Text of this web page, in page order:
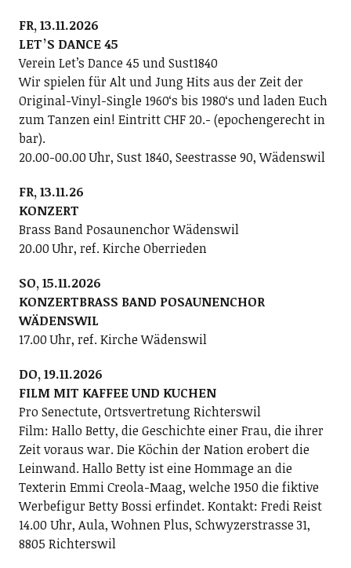
FR, 13.11.2026
LETʼS DANCE 45
Verein Letʼs Dance 45 und Sust1840
Wir spielen für Alt und Jung Hits aus der Zeit der
Original-Vinyl-Single 1960ʻs bis 1980ʻs und laden Euch
zum Tanzen ein! Eintritt CHF 20.- (epochengerecht in
bar).
20.00-00.00 Uhr, Sust 1840, Seestrasse 90, Wädenswil
FR, 13.11.26
KONZERT
Brass Band Posaunenchor Wädenswil
20.00 Uhr, ref. Kirche Oberrieden
SO, 15.11.2026
KONZERTBRASS BAND POSAUNENCHOR
WÄDENSWIL
17.00 Uhr, ref. Kirche Wädenswil
DO, 19.11.2026
FILM MIT KAFFEE UND KUCHEN
Pro Senectute, Ortsvertretung Richterswil
Film: Hallo Betty, die Geschichte einer Frau, die ihrer
Zeit voraus war. Die Köchin der Nation erobert die
Leinwand. Hallo Betty ist eine Hommage an die
Texterin Emmi Creola-Maag, welche 1950 die fiktive
Werbefigur Betty Bossi erfindet. Kontakt: Fredi Reist
14.00 Uhr, Aula, Wohnen Plus, Schwyzerstrasse 31,
8805 Richterswil